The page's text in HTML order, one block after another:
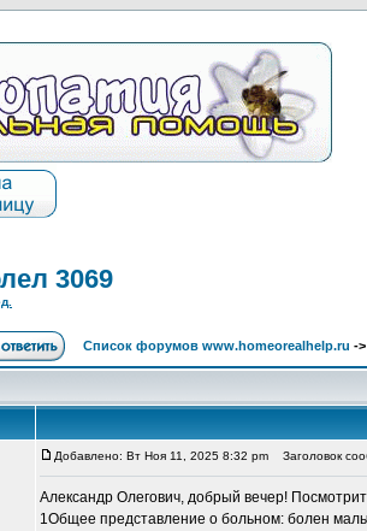
3069
Список форумов www.homeorealhelp.ru -
Добавлено: Вт Ноя 11, 2025 8:32 pm Заголовок
Александр Олегович, добрый вечер!
1Общее представление о больном: болен